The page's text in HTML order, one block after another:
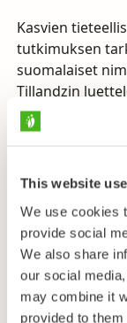
This website
We use cookies
provide social
We also share
our social
may combine it
provided to
Kasvien
tutkimuksen
suomalaiset
Tillandzin
esiintyivät
tämän
akankaaleista
Tieteellisen
on käytetty
merkittävä
elimistöä